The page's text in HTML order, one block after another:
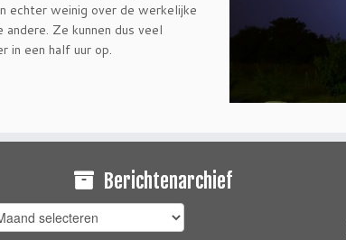
echter weinig over de werkelijke
Ze kunnen dus veel
in een half uur op.
Berichtenarchief